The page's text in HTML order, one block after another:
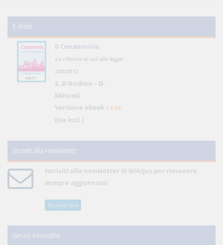
E-Book
Il Condominio
La riforma di cui alla legge
220/2012
S. D'Andrea – D.
Minussi
Versione ebook € 6,99
(iva incl.)
Iscriviti alla Newsletter
Iscriviti alla newsletter di WikiJus per rimanere
sempre aggiornato!
Iscriviti ora
Servizi innovativi